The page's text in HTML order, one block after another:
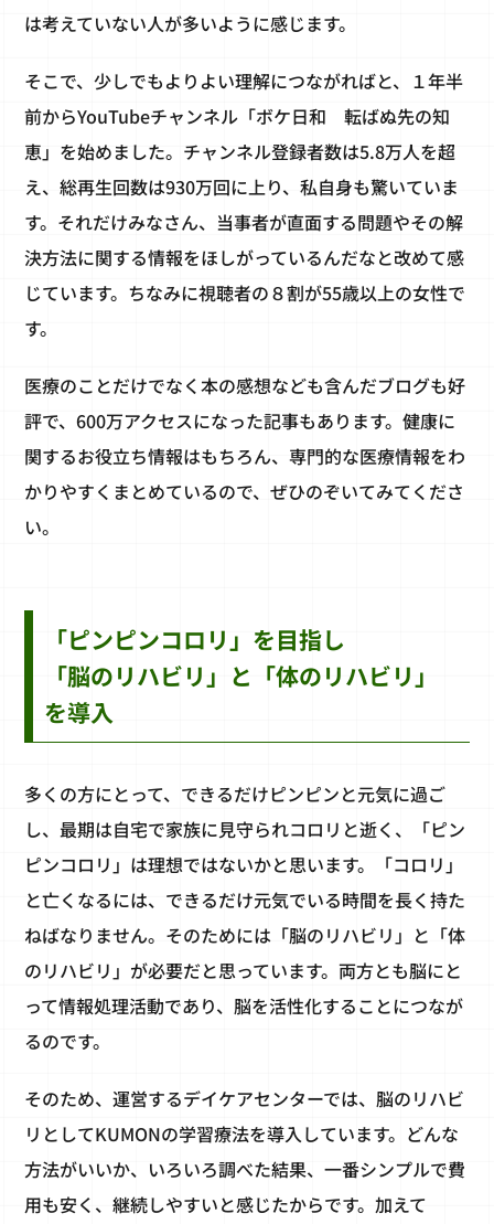
は考えていない人が多いように感じます。
そこで、少しでもよりよい理解につながればと、１年半
前からYouTubeチャンネル「ボケ日和 転ばぬ先の知
恵」を始めました。チャンネル登録者数は5.8万人を超
え、総再生回数は930万回に上り、私自身も驚いていま
す。それだけみなさん、当事者が直面する問題やその解
決方法に関する情報をほしがっているんだなと改めて感
じています。ちなみに視聴者の８割が55歳以上の女性で
す。
医療のことだけでなく本の感想なども含んだブログも好
評で、600万アクセスになった記事もあります。健康に
関するお役立ち情報はもちろん、専門的な医療情報をわ
かりやすくまとめているので、ぜひのぞいてみてくださ
い。
「ピンピンコロリ」を目指し
「脳のリハビリ」と「体のリハビリ」
を導入
多くの方にとって、できるだけピンピンと元気に過ご
し、最期は自宅で家族に見守られコロリと逝く、「ピン
ピンコロリ」は理想ではないかと思います。「コロリ」
と亡くなるには、できるだけ元気でいる時間を長く持た
ねばなりません。そのためには「脳のリハビリ」と「体
のリハビリ」が必要だと思っています。両方とも脳にと
って情報処理活動であり、脳を活性化することにつなが
るのです。
そのため、運営するデイケアセンターでは、脳のリハビ
リとしてKUMONの学習療法を導入しています。どんな
方法がいいか、いろいろ調べた結果、一番シンプルで費
用も安く、継続しやすいと感じたからです。加えて